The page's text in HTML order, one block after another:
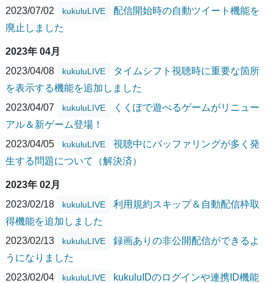
2023/07/02
kukuluLIVE
配信開始時の自動ツイート機能を
廃止しました
2023年 04月
2023/04/08
kukuluLIVE
タイムシフト視聴時に重要な箇所
を表示する機能を追加しました
2023/04/07
kukuluLIVE
くくぽで遊べるゲームがリニュー
アル＆新ゲーム登場！
2023/04/05
kukuluLIVE
視聴中にバッファリングが多く発
生する問題について（解決済）
2023年 02月
2023/02/18
kukuluLIVE
利用規約スキップ＆自動配信枠取
得機能を追加しました
2023/02/13
kukuluLIVE
録画ありの非公開配信ができるよ
うになりました
2023/02/04
kukuluLIVE
kukuluIDのログインや連携ID機能